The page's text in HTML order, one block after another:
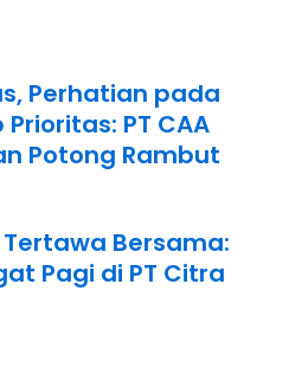
Perhatian pada
PT CAA
Potong Rambut
Bersama:
Pagi di PT Citra